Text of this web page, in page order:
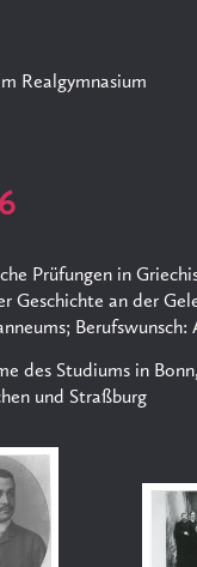
Realgymnasium
Prüfungen in
Geschichte an der
Berufswunsch:
des Studiums in
und Straßburg